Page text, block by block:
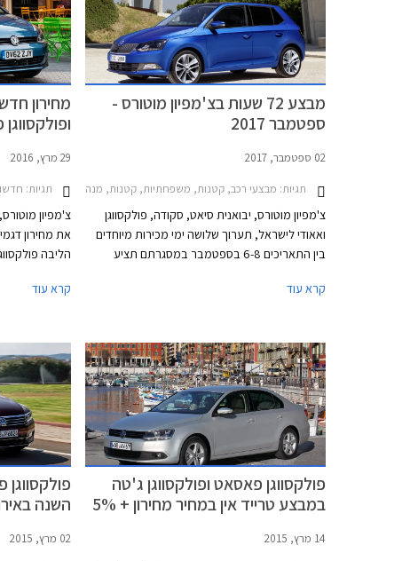
הראשונים באירופה בימים אלה ומכוניות סיניות
אחרות.
מבצע 72 שעות בצ'מפיון מוטורס -
ספטמבר 2017
02 ספטמבר, 2017
תגיות: מבצעי רכב, קטנות, משפחתיות, קטנות, מנהלים, פנאי שטח, סקודה, פולקסווגן, פולקסווגן פאסאט 2015-2019, סקודה אוקטביה 2017-2020, סקודה יטי 2014-2018, סקודה סופרב 2015-2019, סקודה פאביה 2008-2010, סקודה סיטיגו 2012-2017, פולקסווגן גולף 5 דלתות 2017-2021,
צ'מפיון מוטורס, יבואנית סיאט, סקודה, פולקסווגן
ואאודי לישראל, תערוך שלושה ימי מכירות מיוחדים
בין התאריכים 6-8 בספטמבר במסגרתם תציע
אאודי וסיאט טרם פורסמו, אך ריכזנו עבורכם מספר
קרא עוד
מחירון
29 מרץ, 2016
תגיות: חדשות
צ'מפיון
הליבה
148,600 ₪.
קרא עוד
פולקסווגן פאסאט ופולקסווגן ג'טה
במבצע טרייד אין במחיר מחירון + 5%
14 מרץ, 2015
השנה
02 מרץ, 2015